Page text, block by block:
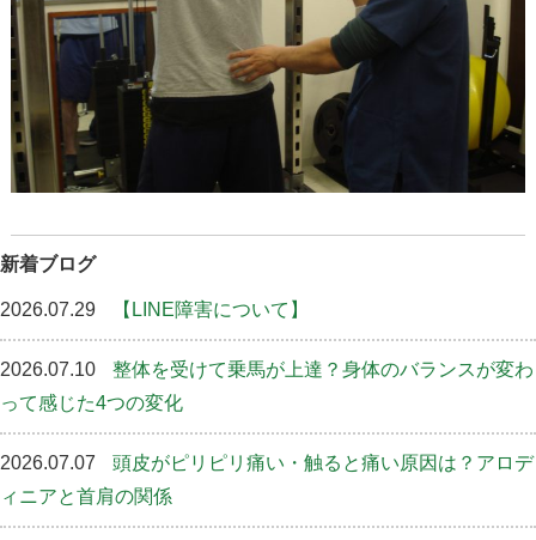
新着ブログ
2026.07.29 【LINE障害について】
2026.07.10
整体を受けて乗馬が上達？身体のバランスが変わ
って感じた4つの変化
2026.07.07
頭皮がピリピリ痛い・触ると痛い原因は？アロデ
ィニアと首肩の関係